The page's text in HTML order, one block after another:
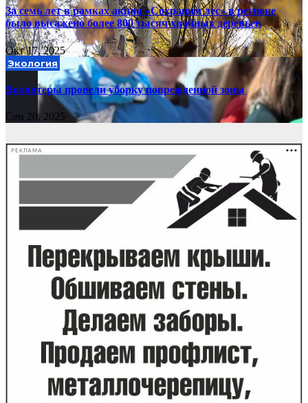
За семь лет в рамках акции «Сохраним лес» в регионе
было высажено более 800 тысяч хвойных деревьев
Окт 17, 2025
Экология
Волонтеры провели уборку поврежденной зоны
Сен 20, 2025
РЕКЛАМА